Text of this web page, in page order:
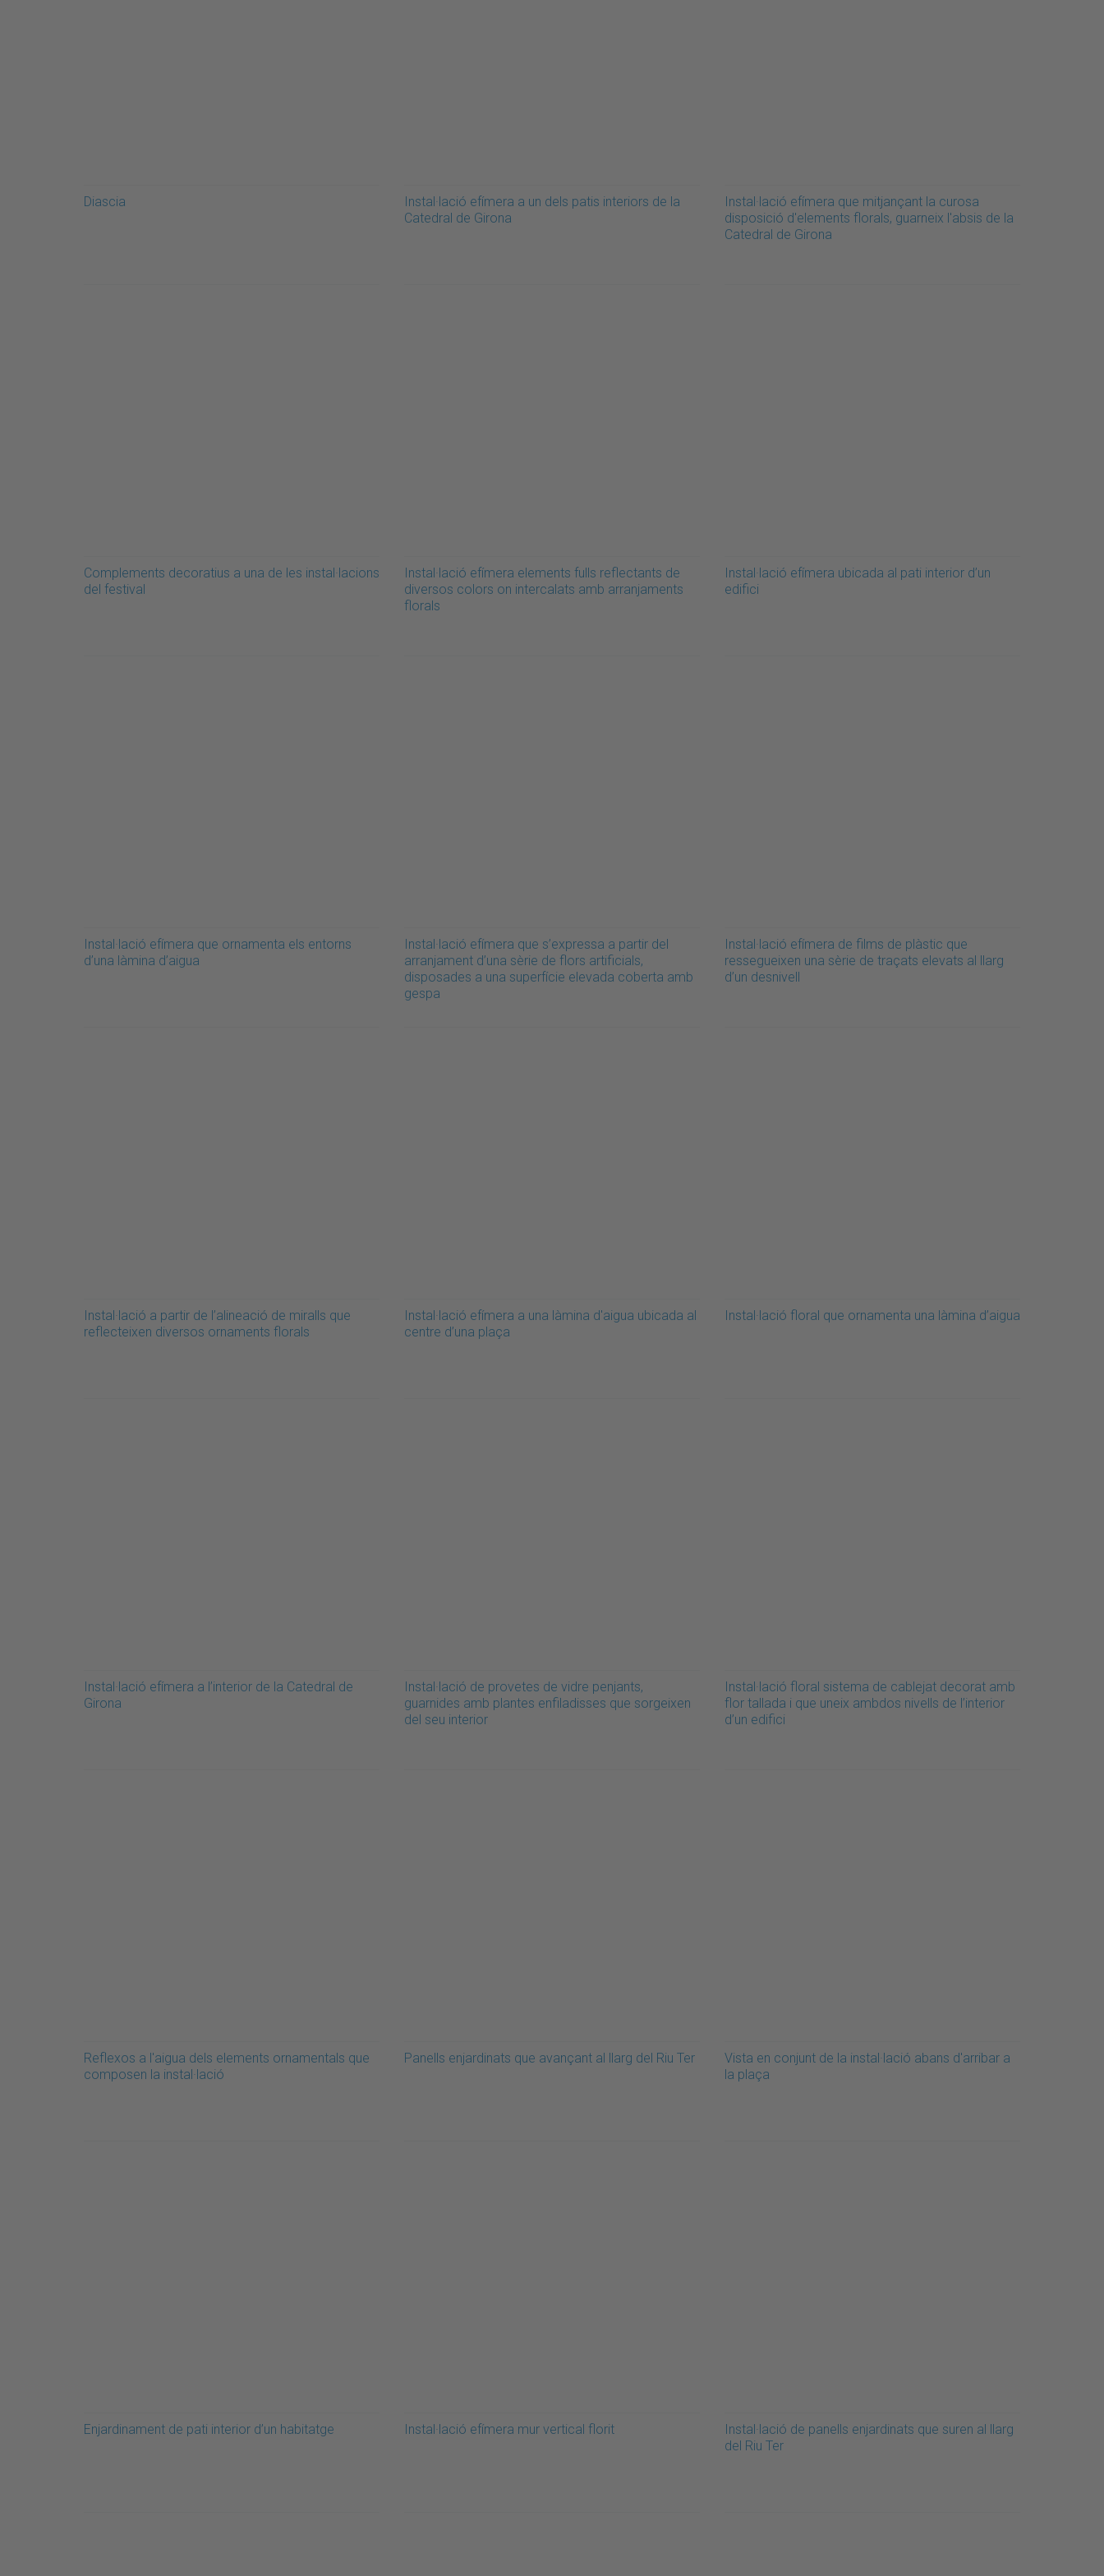
Diascia
Instal·lació efímera a un dels patis interiors de la
Catedral de Girona
Instal·lació efímera que mitjançant la curosa
disposició d'elements florals, guarneix l'absis de la
Catedral de Girona
Complements decoratius a una de les instal·lacions
del festival
Instal·lació efímera elements fulls reflectants de
diversos colors on intercalats amb arranjaments
florals
Instal·lació efímera ubicada al pati interior d’un
edifici
Instal·lació efímera que ornamenta els entorns
d’una làmina d’aigua
Instal·lació efímera que s’expressa a partir del
arranjament d’una sèrie de flors artificials,
disposades a una superfície elevada coberta amb
gespa
Instal·lació efímera de films de plàstic que
ressegueixen una sèrie de traçats elevats al llarg
d’un desnivell
Instal·lació a partir de l’alineació de miralls que
reflecteixen diversos ornaments florals
Instal·lació efímera a una làmina d'aigua ubicada al
centre d’una plaça
Instal·lació floral que ornamenta una làmina d’aigua
Instal·lació efímera a l’interior de la Catedral de
Girona
Instal·lació de provetes de vidre penjants,
guarnides amb plantes enfiladisses que sorgeixen
del seu interior
Instal·lació floral sistema de cablejat decorat amb
flor tallada i que uneix ambdos nivells de l’interior
d’un edifici
Reflexos a l'aigua dels elements ornamentals que
composen la instal·lació
Panells enjardinats que avançant al llarg del Riu Ter
Vista en conjunt de la instal·lació abans d'arribar a
la plaça
Enjardinament de pati interior d’un habitatge Instal·lació efímera mur vertical florit
Instal·lació de panells enjardinats que suren al llarg
del Riu Ter